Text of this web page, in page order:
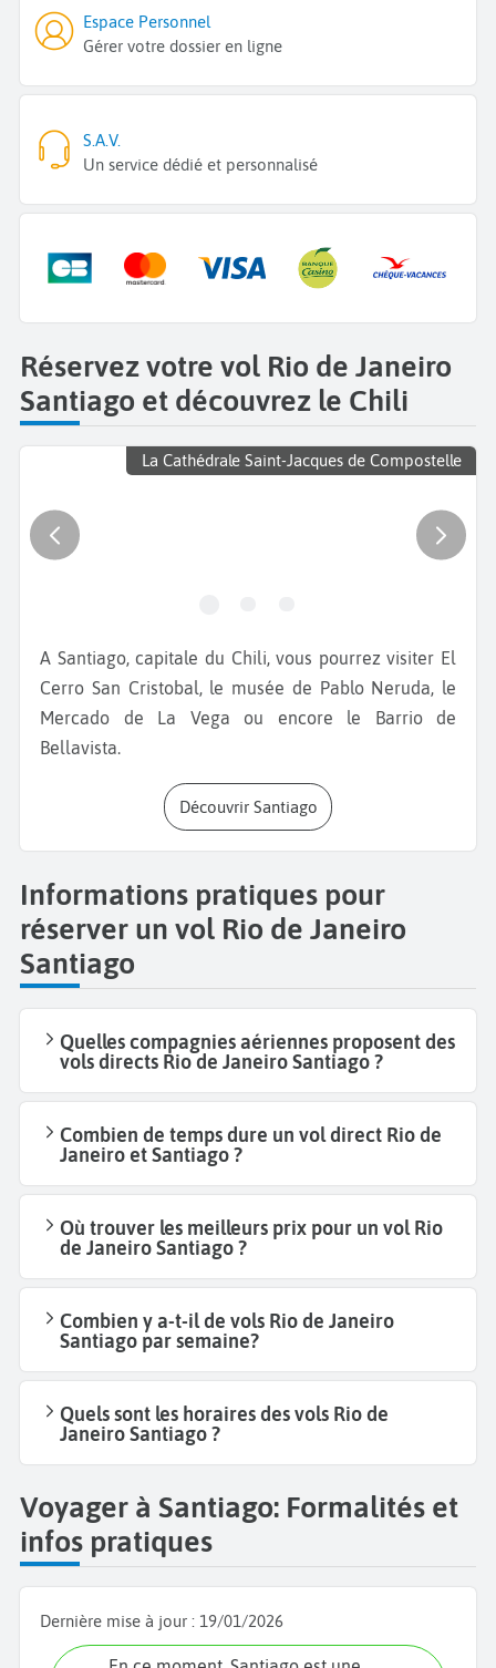
Espace Personnel
Gérer votre dossier en ligne
S.A.V.
Un service dédié et personnalisé
Réservez votre vol Rio de Janeiro
Santiago et découvrez le Chili
La Cathédrale Saint-Jacques de Compostelle
A Santiago, capitale du Chili,vous pourrez visiter El
Cerro San Cristobal, le musée de Pablo Neruda, le
Mercado de La Vega ou encore le Barrio de
Bellavista.
Découvrir Santiago
Informations pratiques pour
réserver un vol Rio de Janeiro
Santiago
Quelles compagnies aériennes proposent des
vols directs Rio de Janeiro Santiago ?
Combien de temps dure un vol direct Rio de
Janeiro et Santiago ?
Où trouver les meilleurs prix pour un vol Rio
de Janeiro Santiago ?
Combien y a-t-il de vols Rio de Janeiro
Santiago par semaine?
Quels sont les horaires des vols Rio de
Janeiro Santiago ?
Voyager à Santiago: Formalités et
infos pratiques
Dernière mise à jour : 19/01/2026